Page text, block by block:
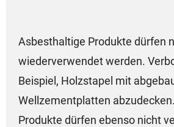
Asbesthaltige Produkte dürfen
wiederverwendet werden.
Beispiel, Holzstapel mit
Wellzementplatten
Produkte dürfen ebenso nicht